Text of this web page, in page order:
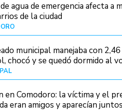
agua de emergencia afecta a
de la ciudad
municipal manejaba con 2,46
chocó y se quedó dormido al
en Comodoro: la víctima y el
eran amigos y aparecían